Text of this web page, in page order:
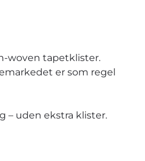
woven tapetklister.
er som regel
– uden ekstra klister.